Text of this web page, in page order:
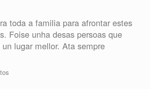
toda a familia para afrontar estes
Foise unha desas persoas que
lugar mellor. Ata sempre